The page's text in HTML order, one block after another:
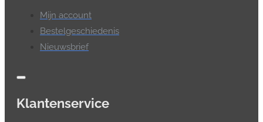
Mijn account
Bestelgeschiedenis
Nieuwsbrief
Klantenservice